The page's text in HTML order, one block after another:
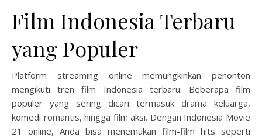
Film Indonesia Terbaru
yang Populer
Platform streaming online memungkinkan penonton
mengikuti tren film Indonesia terbaru. Beberapa film
populer yang sering dicari termasuk drama keluarga,
komedi romantis, hingga film aksi. Dengan Indonesia Movie
21 online, Anda bisa menemukan film-film hits seperti